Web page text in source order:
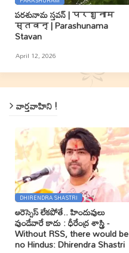
పరశునామ స్తవన్ | परशुनाम
स्तवन् | Parashunama
Stavan
April 12, 2026
వార్తవాహిని !
DHIRENDRA SHASTRI
ఆరెస్సెస్ లేకపోతే.. హిందువులు
వుండేవారే కాదు : ధీరేంద్ర శాస్త్రి -
Without RSS, there would be
no Hindus: Dhirendra Shastri